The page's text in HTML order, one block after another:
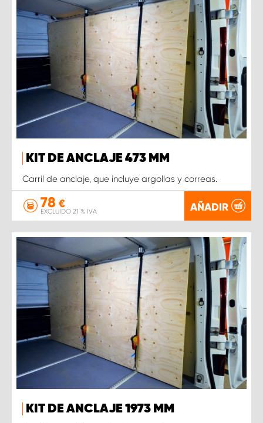
KIT DE ANCLAJE 473 MM
Carril de anclaje, que incluye argollas y correas.
78 €
EXCLUIDO 21 % IVA AÑADIR
KIT DE ANCLAJE 1973 MM